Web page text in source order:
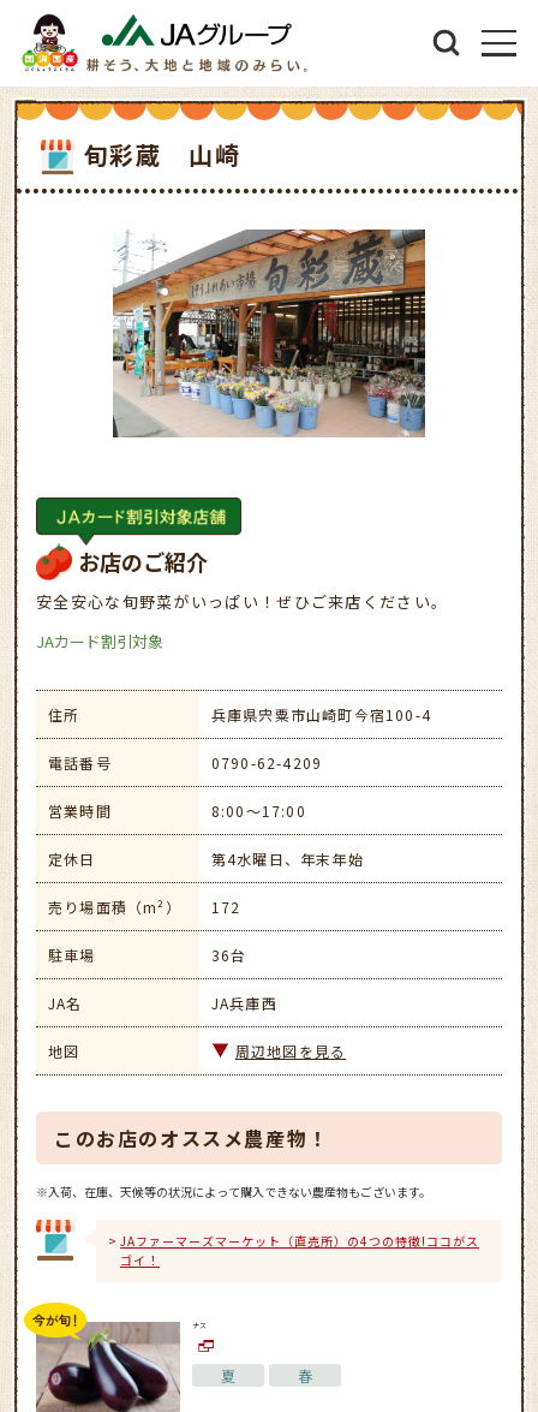
旬彩蔵 山崎
お店のご紹介
安全安心な旬野菜がいっぱい！ぜひご来店ください。
JAカード割引対象
住所 兵庫県宍粟市山崎町今宿100-4
電話番号 0790-62-4209
営業時間 8:00～17:00
定休日 第4水曜日、年末年始
売り場面積（m²） 172
駐車場 36台
JA名 JA兵庫西
地図 周辺地図を見る
このお店のオススメ農産物！
※入荷、在庫、天候等の状況によって購入できない農産物もございます。
JAファーマーズマーケット（直売所）の4つの特徴!ココがス
ゴイ！
ナス
夏 春